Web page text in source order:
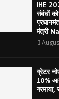
IHE
संबंधों
मंत्री
ग्रेटर
10%
गरमाया,